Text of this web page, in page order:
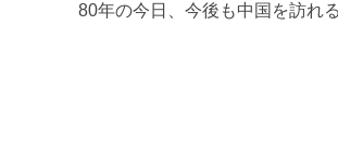
80年の今日、今後も中国を訪れ